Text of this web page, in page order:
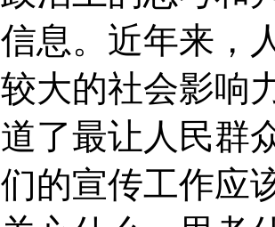
信息。近年来，
较大的社会影响
道了最让人民群
们的宣传工作应